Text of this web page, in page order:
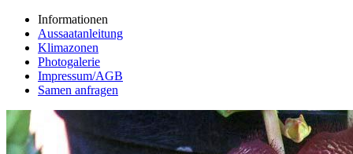
Informationen
Aussaatanleitung
Klimazonen
Photogalerie
Impressum/AGB
Samen anfragen